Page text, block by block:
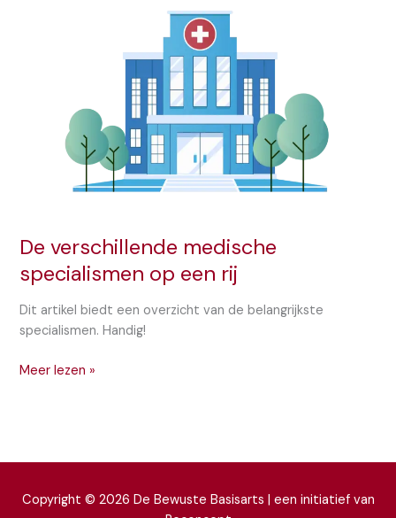
De verschillende medische
specialismen op een rij
Dit artikel biedt een overzicht van de belangrijkste
specialismen. Handig!
De
rij
Meer lezen »
Copyright © 2026 De Bewuste Basisarts | een initiatief van